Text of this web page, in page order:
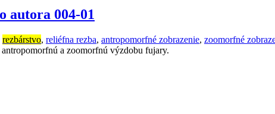
autora 004-01
rezbárstvo, reliéfna rezba, antropomorfné zobrazenie, zoomorfné
a zoomorfnú výzdobu fujary.